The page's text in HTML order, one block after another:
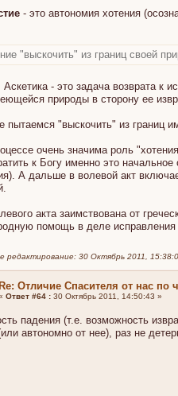
- это автономия хотения
"выскочить" из границ своей
Аскетика - это задача возврата к
природы в сторону ее
пытаемся "выскочить" из границ
очень значима роль
к Богу именно это
А дальше в волевой акт
акта заимствована от
помощь в деле
редактирование: 30 Октябрь 2011,
Отличие Спасителя от нас по
Ответ #64 : 30 Октябрь 2011, 14:50:43 »
падения (т.е. возможность
автономно от нее), раз не